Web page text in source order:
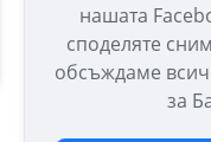
нашата
споделяте
обсъждаме
за